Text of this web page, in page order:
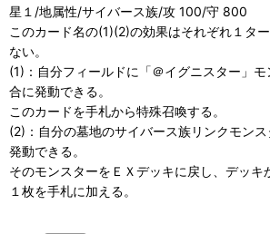
星１/地属性/サイバース族/攻 100/守 800
このカード名の(1)(2)の効果はそれぞれ１タ
ない。
(1)：自分フィールドに「＠イグニスター」
合に発動できる。
このカードを手札から特殊召喚する。
(2)：自分の墓地のサイバース族リンクモン
発動できる。
そのモンスターをＥＸデッキに戻し、デッキ
１枚を手札に加える。